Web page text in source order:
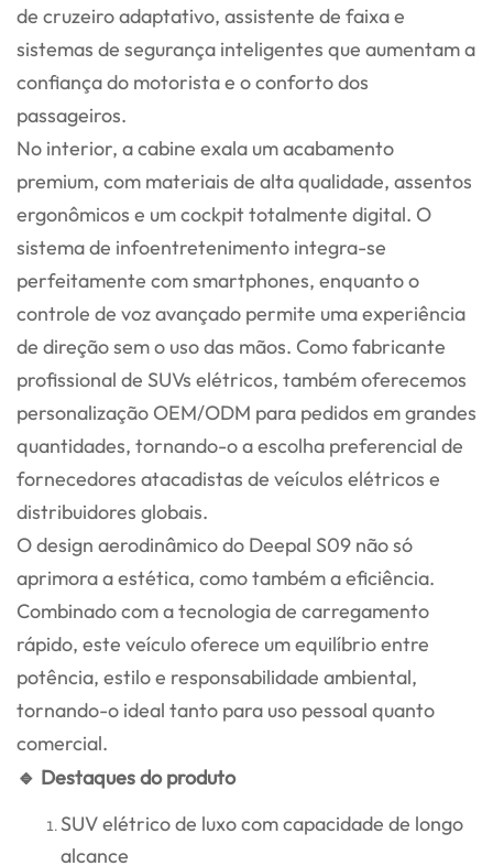
de cruzeiro adaptativo, assistente de faixa e
sistemas de segurança inteligentes que aumentam a
confiança do motorista e o conforto dos
passageiros.
No interior, a cabine exala um acabamento
premium, com materiais de alta qualidade, assentos
ergonômicos e um cockpit totalmente digital. O
sistema de infoentretenimento integra-se
perfeitamente com smartphones, enquanto o
controle de voz avançado permite uma experiência
de direção sem o uso das mãos. Como fabricante
profissional de SUVs elétricos, também oferecemos
personalização OEM/ODM para pedidos em grandes
quantidades, tornando-o a escolha preferencial de
fornecedores atacadistas de veículos elétricos e
distribuidores globais.
O design aerodinâmico do Deepal S09 não só
aprimora a estética, como também a eficiência.
Combinado com a tecnologia de carregamento
rápido, este veículo oferece um equilíbrio entre
potência, estilo e responsabilidade ambiental,
tornando-o ideal tanto para uso pessoal quanto
comercial.
🔹 Destaques do produto
SUV elétrico de luxo com capacidade de longo
alcance